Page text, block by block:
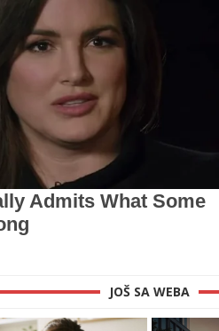
JOŠ SA WEBA